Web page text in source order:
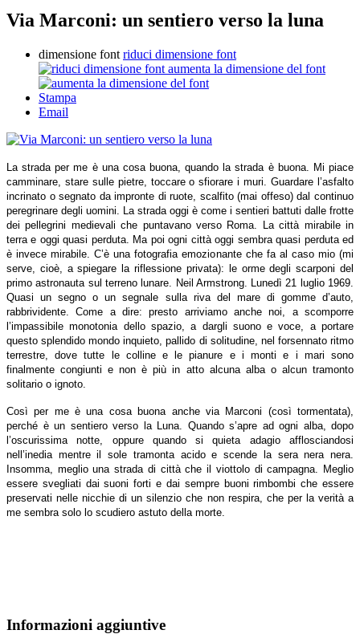
Via Marconi: un sentiero verso la luna
dimensione font riduci dimensione font
aumenta la dimensione del font
Stampa
Email
La strada per me è una cosa buona, quando la strada è buona. Mi piace
camminare, stare sulle pietre, toccare o sfiorare i muri. Guardare l’asfalto
incrinato o segnato da impronte di ruote, scalfito (mai offeso) dal continuo
peregrinare degli uomini. La strada oggi è come i sentieri battuti dalle frotte
dei pellegrini medievali che puntavano verso Roma. La città mirabile in
terra e oggi quasi perduta. Ma poi ogni città oggi sembra quasi perduta ed
è invece mirabile. C’è una fotografia emozionante che fa al caso mio (mi
serve, cioè, a spiegare la riflessione privata): le orme degli scarponi del
primo astronauta sul terreno lunare. Neil Armstrong. Lunedì 21 luglio 1969.
Quasi un segno o un segnale sulla riva del mare di gomme d’auto,
rabbrividente. Come a dire: presto arriviamo anche noi, a scomporre
l’impassibile monotonia dello spazio, a dargli suono e voce, a portare
questo splendido mondo inquieto, pallido di solitudine, nel forsennato ritmo
terrestre, dove tutte le colline e le pianure e i monti e i mari sono
finalmente congiunti e non è più in atto alcuna alba o alcun tramonto
solitario o ignoto.
Così per me è una cosa buona anche via Marconi (così tormentata),
perché è un sentiero verso la Luna. Quando s’apre ad ogni alba, dopo
l’oscurissima notte, oppure quando si quieta adagio afflosciandosi
nell’inedia mentre il sole tramonta acido e scende la sera nera nera.
Insomma, meglio una strada di città che il viottolo di campagna. Meglio
essere svegliati dai suoni forti e dai sempre buoni rimbombi che essere
preservati nelle nicchie di un silenzio che non respira, che per la verità a
me sembra solo lo scudiero astuto della morte.
Informazioni aggiuntive